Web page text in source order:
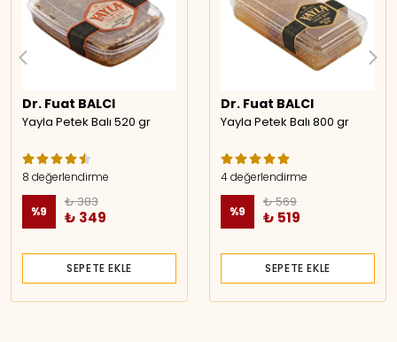
Dr. Fuat BALCI
Yayla Petek Balı 520 gr
8 değerlendirme
%9
₺ 383
₺ 349
SEPETE EKLE
Dr. Fuat BALCI
Yayla Petek Balı 800 gr
4 değerlendirme
%9
₺ 569
₺ 519
SEPETE EKLE